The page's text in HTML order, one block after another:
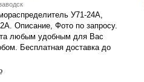
У71-24А,
Описание, Фото по запросу.
любым удобным для Вас
Бесплатная доставка до